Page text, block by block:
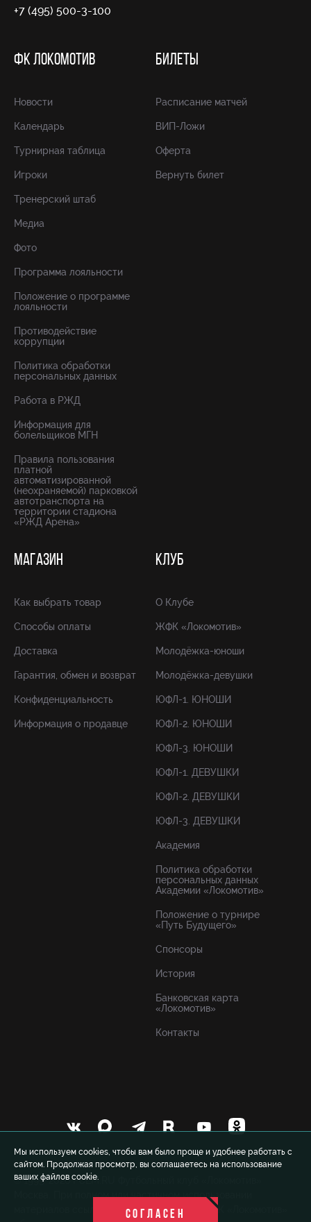
Мы используем cookies, чтобы вам было проще и удобнее работать с
сайтом. Продолжая просмотр, вы соглашаетесь на использование
ваших файлов cookie.
СОГЛАСЕН
+7 (495) 500-3-100
ФК ЛОКОМОТИВ
Новости
Календарь
Турнирная таблица
Игроки
Тренерский штаб
Медиа
Фото
Программа лояльности
Положение о программе
лояльности
Противодействие
коррупции
Политика обработки
персональных данных
Работа в РЖД
Информация для
болельщиков МГН
Правила пользования
платной
автоматизированной
(неохраняемой) парковкой
автотранспорта на
территории стадиона
«РЖД Арена»
БИЛЕТЫ
Расписание матчей
ВИП-Ложи
Оферта
Вернуть билет
МАГАЗИН
Как выбрать товар
Способы оплаты
Доставка
Гарантия, обмен и возврат
Конфиденциальность
Информация о продавце
КЛУБ
О Клубе
ЖФК «Локомотив»
Молодёжка-юноши
Молодёжка-девушки
ЮФЛ-1. ЮНОШИ
ЮФЛ-2. ЮНОШИ
ЮФЛ-3. ЮНОШИ
ЮФЛ-1. ДЕВУШКИ
ЮФЛ-2. ДЕВУШКИ
ЮФЛ-3. ДЕВУШКИ
Академия
Политика обработки
персональных данных
Академии «Локомотив»
Положение о турнире
«Путь Будущего»
Спонсоры
История
Банковская карта
«Локомотив»
Контакты
© 1999-2026 FCLM.RU Футбольный клуб «Локомотив»
Москва. При полном или частичном использовании
материалов ссылка на официальный сайт ФК «Локомотив»